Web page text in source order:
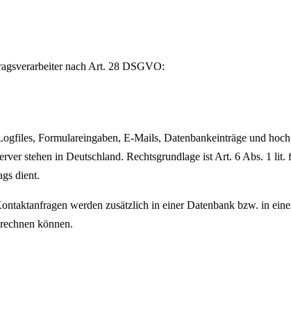
nach Art. 28 DSGVO:
Formulareingaben, E-Mails, Datenbankeinträge und
stehen in Deutschland. Rechtsgrundlage ist Art. 6 Abs. 1
dient.
werden zusätzlich in einer Datenbank bzw. in
können.